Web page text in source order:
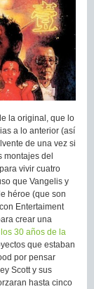
la original, que lo
a lo anterior (así
de una vez si
montajes del
vivir cuatro
que Vangelis y
héroe (que son
Entertaiment
crear una
30 años de la
que estaban
por pensar
Scott y sus
hasta cinco